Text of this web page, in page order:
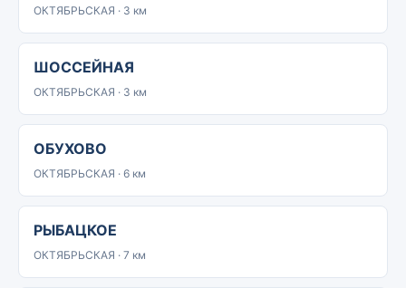
ОКТЯБРЬСКАЯ · 3 км
ШОССЕЙНАЯ
ОКТЯБРЬСКАЯ · 3 км
ОБУХОВО
ОКТЯБРЬСКАЯ · 6 км
РЫБАЦКОЕ
ОКТЯБРЬСКАЯ · 7 км